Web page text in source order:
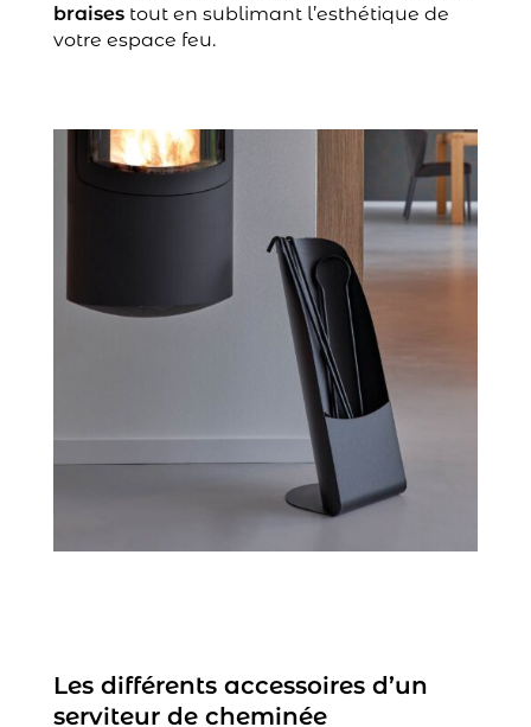
braisestout en sublimant l’esthétique de
votre espace feu.
Les différents accessoires d’un
serviteur de cheminée